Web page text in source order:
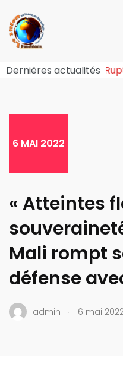
Dernières actualités
Tchiroma Bakary :
6 MAI 2022
« Atteintes
Mali rompt
défense
admin . 6 mai